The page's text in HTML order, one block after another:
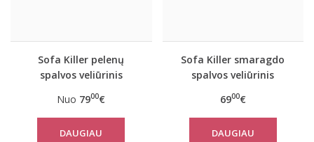
Sofa Killer pelenų
spalvos veliūrinis
Nuo 7900€
DAUGIAU
Sofa Killer smaragdo
spalvos veliūrinis
6900€
DAUGIAU